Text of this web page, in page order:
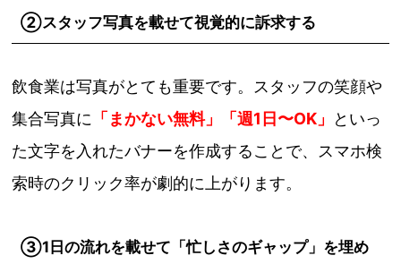
②スタッフ写真を載せて視覚的に訴求する
飲食業は写真がとても重要です。スタッフの笑顔や
集合写真に 「まかない無料」「週1日〜OK」
といっ
た文字を入れたバナーを作成することで、スマホ検
索時のクリック率が劇的に上がります。
③1日の流れを載せて「忙しさのギャップ」を埋め